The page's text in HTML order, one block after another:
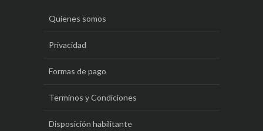
Quienes somos
Privacidad
Formas de pago
Terminos y Condiciones
Disposición habilitante